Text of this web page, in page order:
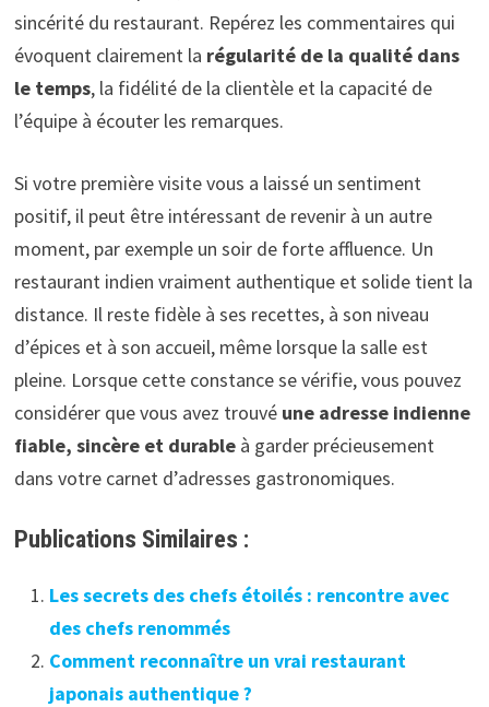
sincérité du restaurant. Repérez les commentaires qui
évoquent clairement la régularité de la qualité dans
le temps, la fidélité de la clientèle et la capacité de
l’équipe à écouter les remarques.
Si votre première visite vous a laissé un sentiment
positif, il peut être intéressant de revenir à un autre
moment, par exemple un soir de forte affluence. Un
restaurant indien vraiment authentique et solide tient la
distance. Il reste fidèle à ses recettes, à son niveau
d’épices et à son accueil, même lorsque la salle est
pleine. Lorsque cette constance se vérifie, vous pouvez
considérer que vous avez trouvé une adresse indienne
fiable, sincère et durableà garder précieusement
dans votre carnet d’adresses gastronomiques.
Publications Similaires :
Les secrets des chefs étoilés : rencontre avec
des chefs renommés
Comment reconnaître un vrai restaurant
japonais authentique ?